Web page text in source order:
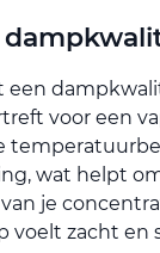
een
voor een
wat helpt
je
voelt zacht en